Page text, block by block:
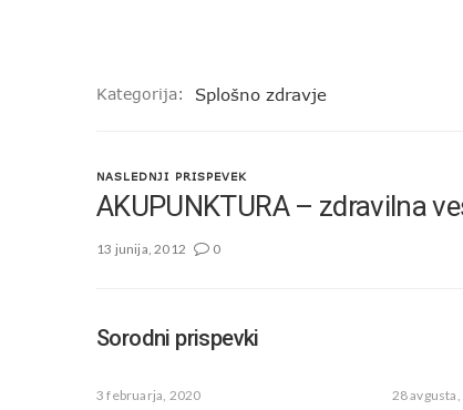
Kategorija: Splošno zdravje
NASLEDNJI PRISPEVEK
AKUPUNKTURA – zdravilna
13 junija, 2012 0
Sorodni prispevki
3 februarja, 2020 28